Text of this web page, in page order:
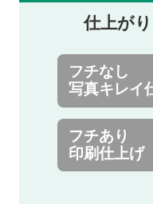
仕上が
フチなし
写真キレイ
フチあり
印刷仕上げ